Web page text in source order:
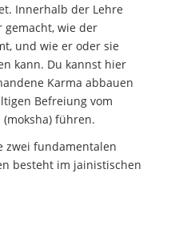
Innerhalb der Lehre
wie der
und wie er oder sie
kann. Du kannst hier
Karma abbauen
Befreiung vom
führen.
zwei fundamentalen
besteht im jainistischen